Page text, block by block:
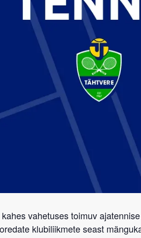
vahetuses toimuv
klubiliikmete seast